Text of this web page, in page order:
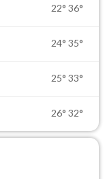
22° 36°
24° 35°
25° 33°
26° 32°